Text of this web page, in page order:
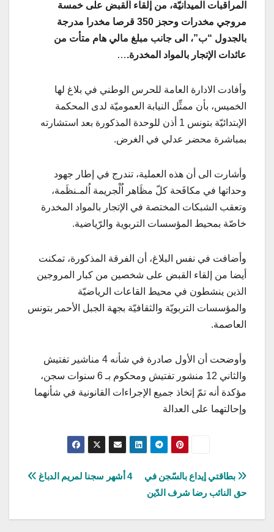
المراقبات الميدانيّة، من إلقاء اُلقبض على خمسة
مروجي مخدرات وحجز 350 قرصا مخدرا مدرجة
بالجدول “ب”، الى جانب مبلغ مالي هام متأت من
عائدات الإتجار بالمواد المخدرة.…
وأفادت الادارة العامة للحرس الوطني في بلاغ لها
الخميس، بأن ممثِّل النيابة العموميّة لدى المحكمة
الإبتدائيّة بتونس 1 أذن للوحدة المذكورة بعد استشارته
بمباشرة محضر عدلي في الغرض.
وأشارت الى أن هذه العملية، تندرج في إطار جهود
وحداتها في مكافَحة كلّ مظَاهر اُلْجريمة اُلمـنظَمة،
وتعقب الشبكات المختصة في الإتجار بالمواد المخدرة
خاصّة بمحيط المؤسسات التربوية والرّياضية.
وأضافت في نفس البلاغ، أن الفرقة المذكورة، تمكنت
أيضا من إلقاء القبض على شخصين من كبار المروجين
الذين ينشطون في محيط القاعات الرياضيّة
والمؤسسات التربويّة والثقافيّة بجهة الجبل الأحمر بتونس
العاصمة.
وأوضحت أن الأول صادرة في شأنه 4 مناشير تفتيش
والثاني 12 منشور تفتيش ومحكوم بـ 6 سنوات سجن،
مؤكدة أنه تمّ إتخاذ جميع الإجراءات القانونية في شأنهما
وإحالتهما على العدالة
تصفّح
المقالات
4 أشهر سجنا لمريم الدباغ
بطاقتي إيداع بالسّجن في
حق النائب رضا شرف الدّين